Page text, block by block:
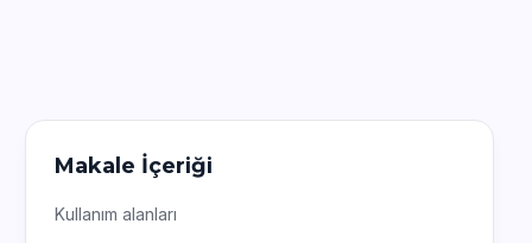
Makale İçeriği
Kullanım alanları